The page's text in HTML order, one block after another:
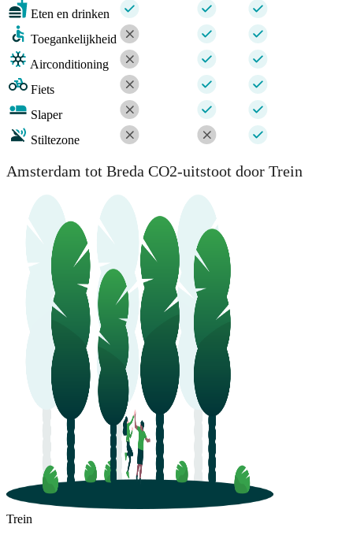
Eten en drinken
Toegankelijkheid
Airconditioning
Fiets
Slaper
Stiltezone
Amsterdam tot Breda CO2-uitstoot door Trein
Trein